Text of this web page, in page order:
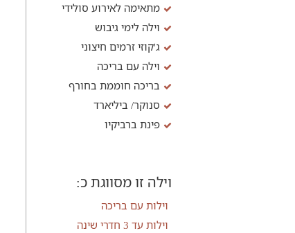
מתאימה לאירוע סולידי
וילה לימי גיבוש
ג'קוזי זרמים חיצוני
וילה עם בריכה
בריכה חוממת בחורף
סנוקר/ ביליארד
פינת ברביקיו
וילה זו מסווגת כ:
וילות עם בריכה
וילות עד 3 חדרי שינה